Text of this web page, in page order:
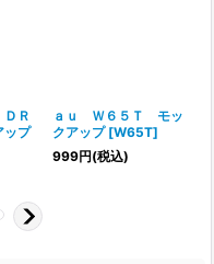
Ｒ
プ
ａｕ Ｗ６５Ｔ モッ
クアップ [W65T]
999円(税込)